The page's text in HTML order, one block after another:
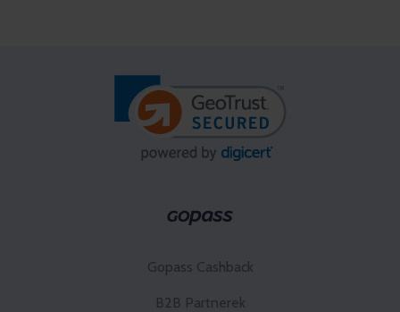
Gopass Cashback
B2B Partnerek